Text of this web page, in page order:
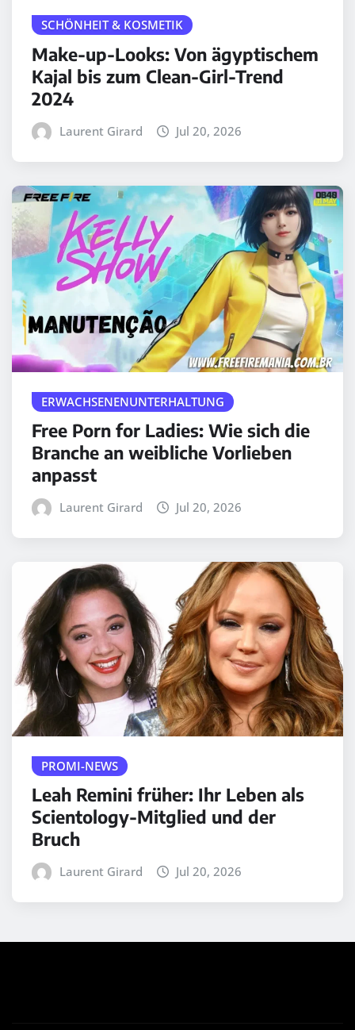
SCHÖNHEIT & KOSMETIK
Make-up-Looks: Von ägyptischem
Kajal bis zum Clean-Girl-Trend
2024
Laurent Girard Jul 20, 2026
ERWACHSENENUNTERHALTUNG
Free Porn for Ladies: Wie sich die
Branche an weibliche Vorlieben
anpasst
Laurent Girard Jul 20, 2026
PROMI-NEWS
Leah Remini früher: Ihr Leben als
Scientology-Mitglied und der
Bruch
Laurent Girard Jul 20, 2026